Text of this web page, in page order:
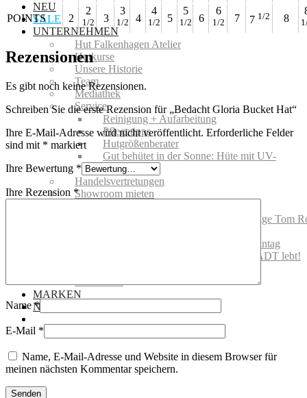
NEU
SALE
UNTERNEHMEN
Hut Falkenhagen Atelier
Hutkurse
Unsere Historie
Team
Mediathek
Service
Reinigung + Aufarbeitung
Pflegetipps
Hutgrößenberater
Gut behütet in der Sonne: Hüte mit UV-
Schutz
Handelsvertretungen
Showroom mieten
Hut Falkenhagen wird 100! Vernissage Tom
Hutfitting 2018: Für Audi Ascot Renntag
Offizielle Eröffnung – DIE ALTSTADT lebt!
MARKEN
NEWS | BLOG
POINTS 2
2
1/2 3
3
1/2 4
4
1/2 5
5
1/2 6
6
1/2 7 7 1/2 8
Rezensionen
Es gibt noch keine Rezensionen.
Schreiben Sie die erste Rezension für „Bedacht Gloria Bucket Hat“
Ihre E-Mail-Adresse wird nicht veröffentlicht. Erforderliche Felder
sind mit * markiert
Ihre Bewertung *
Ihre Rezension *
Name*
E-Mail *
Name, E-Mail-Adresse und Website in diesem Browser für
meinen nächsten Kommentar speichern.